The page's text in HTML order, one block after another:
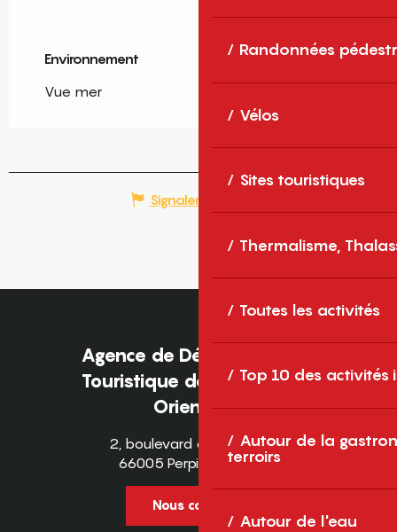
Randonnées
Vélos
Sites touristiques
Thermalisme,
Toutes les activités
Top 10 des activités
Autour de la
terroirs
Autour de l'eau
Environnement
Environnement
Vue mer
Signaler une erreur
Agence de Développement
Touristique des Pyrénées-
Orientales
2, boulevard des Pyrénées
66005 Perpignan Cedex
Nous contacter